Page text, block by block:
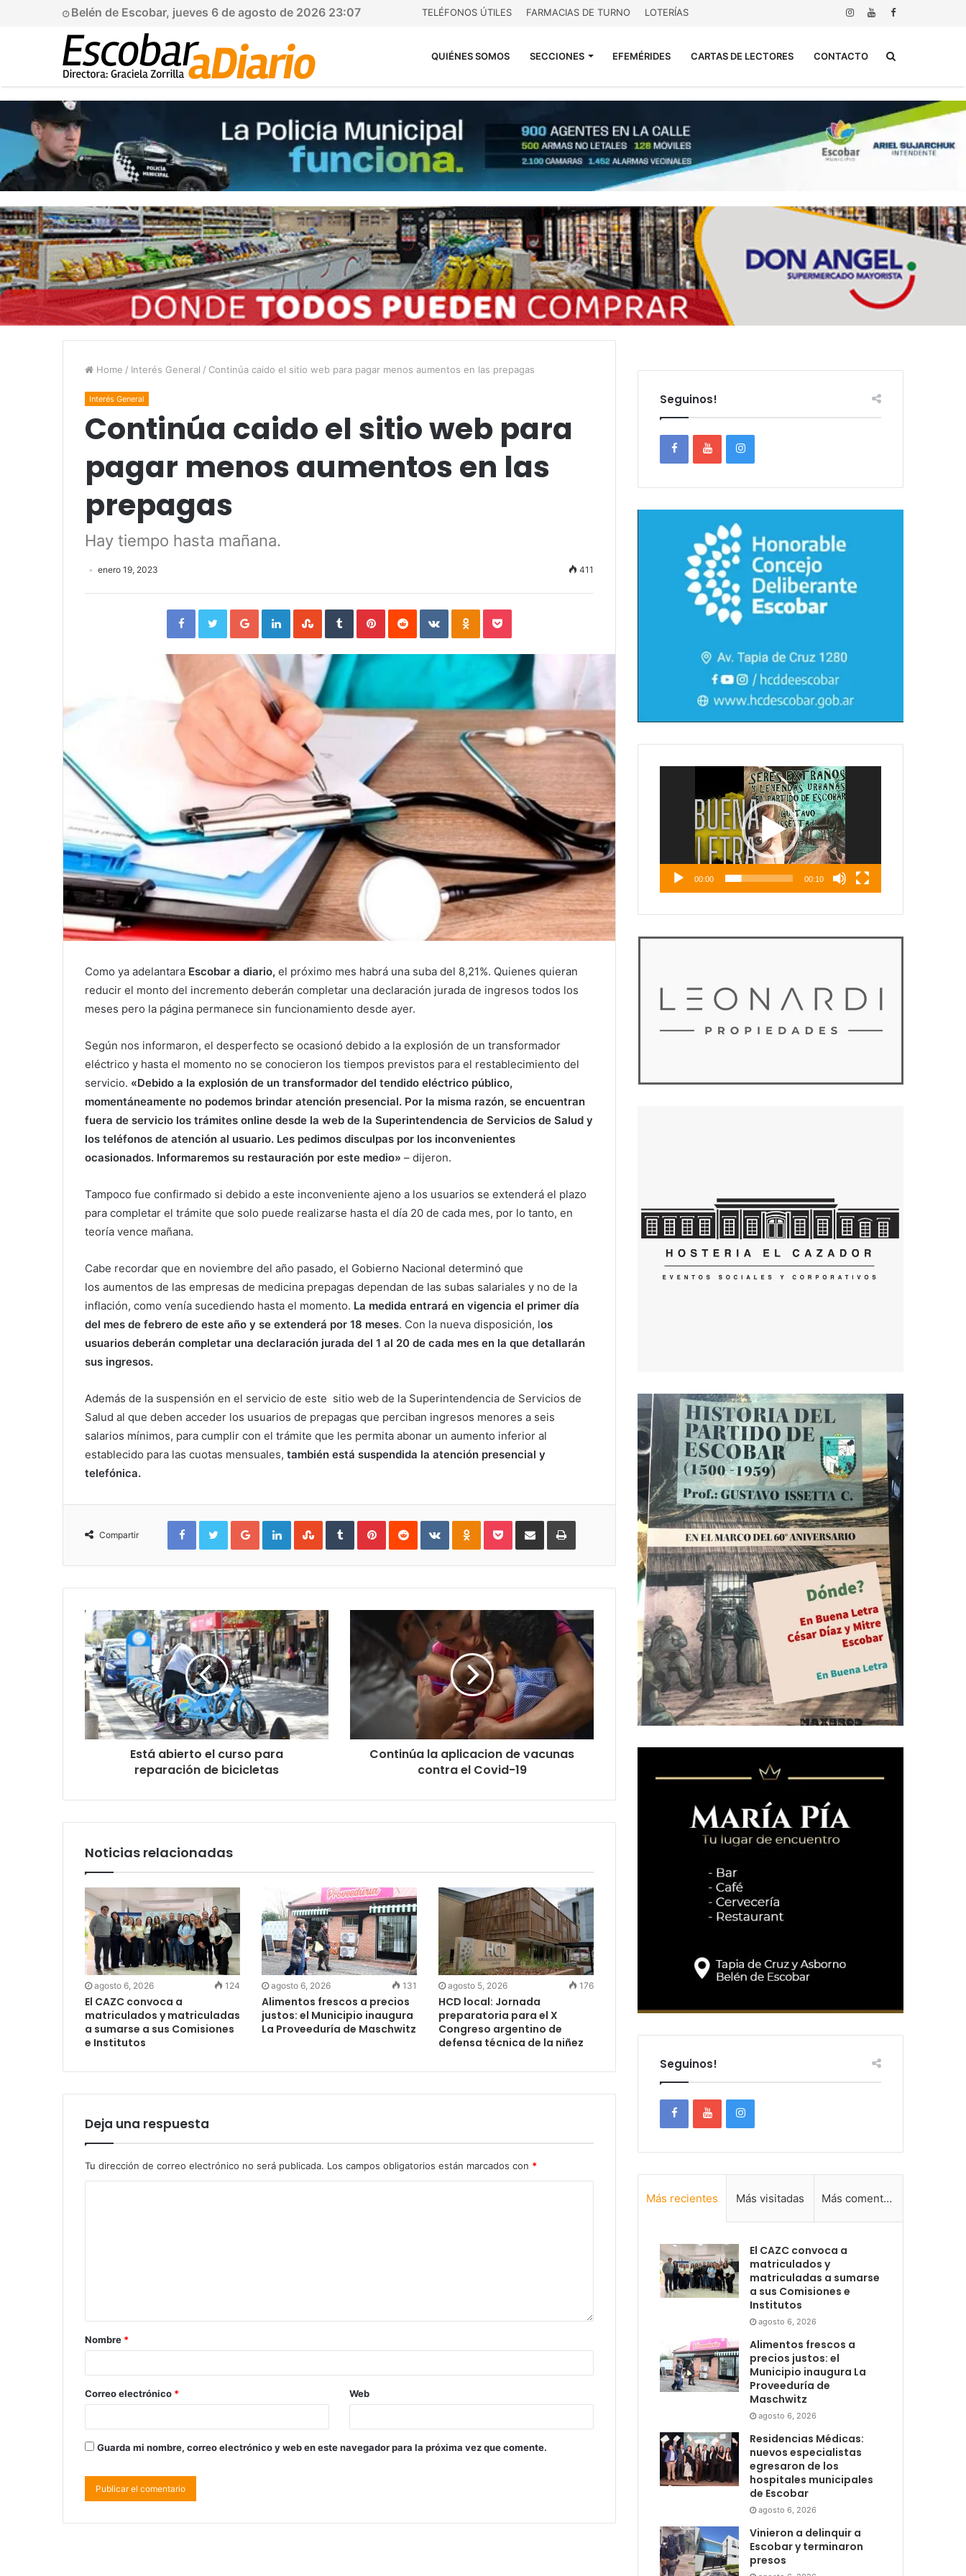
Belén de Escobar, jueves 6 de agosto de 2026 23:07 TELÉFONOS ÚTILES FARMACIAS DE TURNO LOTERÍAS
QUIÉNES SOMOS SECCIONES EFEMÉRIDES CARTAS DE LECTORES CONTACTO
Home / Interés General / Continúa caido el sitio web para pagar menos aumentos en las prepagas
Interés General
Continúa caido el sitio web para
pagar menos aumentos en las
prepagas
Hay tiempo hasta mañana.
enero 19, 2023 411
FacebookTwitterGoogle+LinkedInStumbleUpon
TumblrPinterestReddit VKontakteOdnoklassniki
Pocket
Como ya adelantara Escobar a diario, el próximo mes habrá una suba del 8,21%. Quienes quieran
reducir el monto del incremento deberán completar una declaración jurada de ingresos todos los
meses pero la página permanece sin funcionamiento desde ayer.
Según nos informaron, el desperfecto se ocasionó debido a la explosión de un transformador
eléctrico y hasta el momento no se conocieron los tiempos previstos para el restablecimiento del
servicio. «Debido a la explosión de un transformador del tendido eléctrico público,
momentáneamente no podemos brindar atención presencial. Por la misma razón, se encuentran
fuera de servicio los trámites online desde la web de la Superintendencia de Servicios de Salud y
los teléfonos de atención al usuario. Les pedimos disculpas por los inconvenientes
ocasionados. Informaremos su restauración por este medio» – dijeron.
Tampoco fue confirmado si debido a este inconveniente ajeno a los usuarios se extenderá el plazo
para completar el trámite que solo puede realizarse hasta el día 20 de cada mes, por lo tanto, en
teoría vence mañana.
Cabe recordar que en noviembre del año pasado, el Gobierno Nacional determinó que
los aumentos de las empresas de medicina prepagas dependan de las subas salariales y no de la
inflación, como venía sucediendo hasta el momento. La medida entrará en vigencia el primer día
del mes de febrero de este año y se extenderá por 18 meses. Con la nueva disposición, los
usuarios deberán completar una declaración jurada del 1 al 20 de cada mes en la que detallarán
sus ingresos.
Además de la suspensión en el servicio de este sitio web de la Superintendencia de Servicios de
Salud al que deben acceder los usuarios de prepagas que perciban ingresos menores a seis
salarios mínimos, para cumplir con el trámite que les permita abonar un aumento inferior al
establecido para las cuotas mensuales, también está suspendida la atención presencial y
telefónica.
Compartir
FacebookTwitterGoogle+LinkedInStumbleUpon
TumblrPinterestReddit VKontakteOdnoklassniki
PocketCompartirImprimir
Está abierto el curso para
reparación de bicicletas
Continúa la aplicacion de vacunas
contra el Covid-19
Noticias relacionadas
agosto 6, 2026 124
El CAZC convoca a
matriculados y matriculadas
a sumarse a sus Comisiones
e Institutos
agosto 6, 2026 131
Alimentos frescos a precios
justos: el Municipio inaugura
La Proveeduría de Maschwitz
agosto 5, 2026 176
HCD local: Jornada
preparatoria para el X
Congreso argentino de
defensa técnica de la niñez
Deja una respuesta
Tu dirección de correo electrónico no será publicada. Los campos obligatorios están marcados con *
Nombre *
Correo electrónico * Web
Guarda mi nombre, correo electrónico y web en este navegador para la próxima vez que comente.
Seguinos!
00:00 00:10
Seguinos!
Más recientes Más visitadas Más comentadas
El CAZC convoca a
matriculados y
matriculadas a sumarse
a sus Comisiones e
Institutos
agosto 6, 2026
Alimentos frescos a
precios justos: el
Municipio inaugura La
Proveeduría de
Maschwitz
agosto 6, 2026
Residencias Médicas:
nuevos especialistas
egresaron de los
hospitales municipales
de Escobar
agosto 6, 2026
Vinieron a delinquir a
Escobar y terminaron
presos